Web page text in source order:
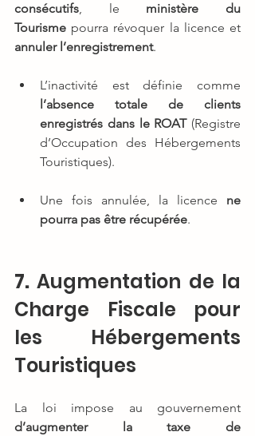
consécutifs, le ministère du
Tourisme
annuler l’enregistrement.
l’absence totale de clients
enregistrés dans le ROAT (Registre
d’Occupation des Hébergements
Touristiques).
Une fois annulée, la licence ne
pourra pas être récupérée.
7. Augmentation de la
Charge Fiscale pour
les Hébergements
Touristiques
d’augmenter la taxe de